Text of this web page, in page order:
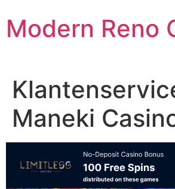
to
content
Modern Reno
Maneki